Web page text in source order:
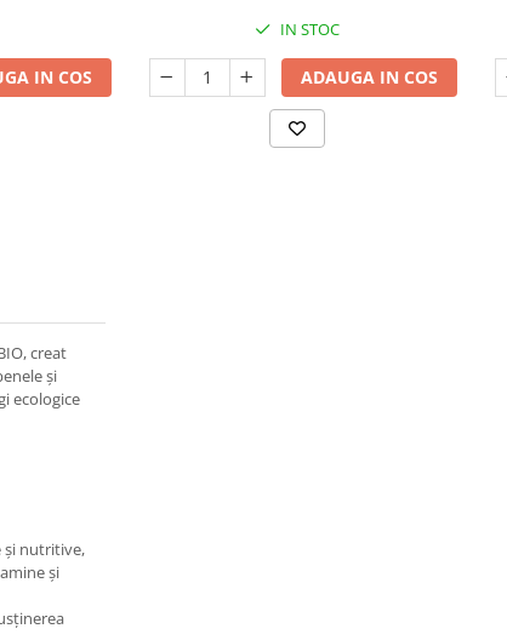
IN COS
IN STOC
ADAUGA IN COS
creat
și
ecologice
și nutritive,
și